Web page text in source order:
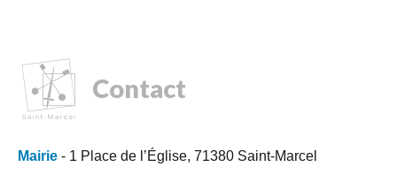
Contact
Mairie - 1 Place de l’Église, 71380 Saint-Marcel